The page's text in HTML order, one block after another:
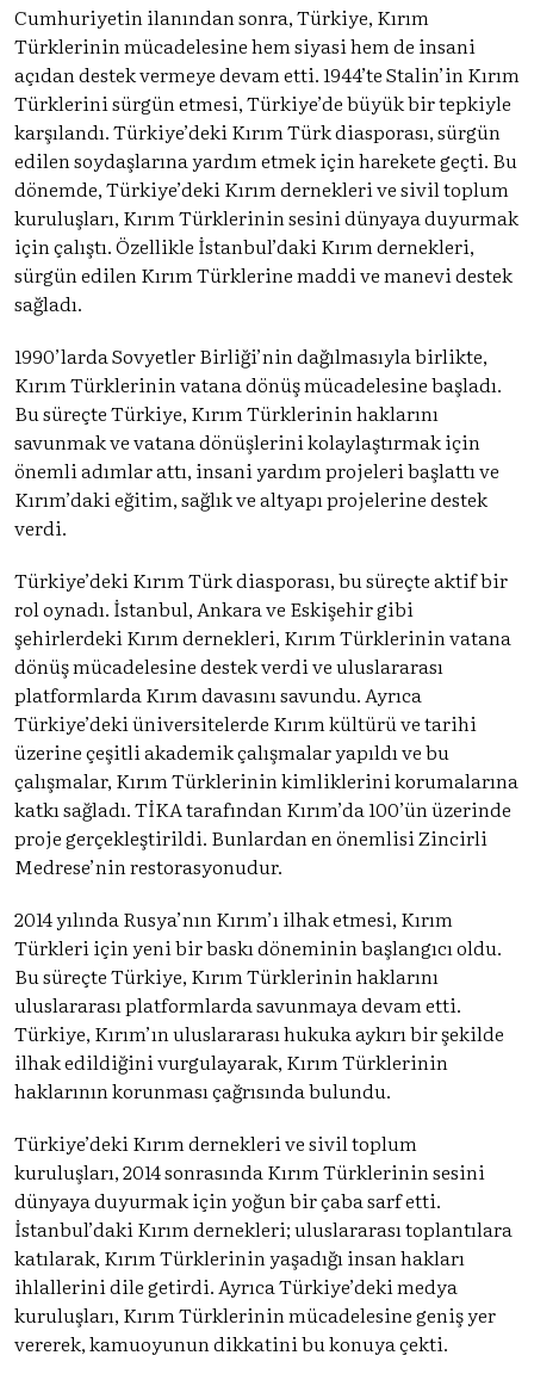
Cumhuriyetin ilanından sonra, Türkiye, Kırım
Türklerinin mücadelesine hem siyasi hem de insani
açıdan destek vermeye devam etti. 1944’te Stalin’in Kırım
Türklerini sürgün etmesi, Türkiye’de büyük bir tepkiyle
karşılandı. Türkiye’deki Kırım Türk diasporası, sürgün
edilen soydaşlarına yardım etmek için harekete geçti. Bu
dönemde, Türkiye’deki Kırım dernekleri ve sivil toplum
kuruluşları, Kırım Türklerinin sesini dünyaya duyurmak
için çalıştı. Özellikle İstanbul’daki Kırım dernekleri,
sürgün edilen Kırım Türklerine maddi ve manevi destek
sağladı.
1990’larda Sovyetler Birliği’nin dağılmasıyla birlikte,
Kırım Türklerinin vatana dönüş mücadelesine başladı.
Bu süreçte Türkiye, Kırım Türklerinin haklarını
savunmak ve vatana dönüşlerini kolaylaştırmak için
önemli adımlar attı, insani yardım projeleri başlattı ve
Kırım’daki eğitim, sağlık ve altyapı projelerine destek
verdi.
Türkiye’deki Kırım Türk diasporası, bu süreçte aktif bir
rol oynadı. İstanbul, Ankara ve Eskişehir gibi
şehirlerdeki Kırım dernekleri, Kırım Türklerinin vatana
dönüş mücadelesine destek verdi ve uluslararası
platformlarda Kırım davasını savundu. Ayrıca
Türkiye’deki üniversitelerde Kırım kültürü ve tarihi
üzerine çeşitli akademik çalışmalar yapıldı ve bu
çalışmalar, Kırım Türklerinin kimliklerini korumalarına
katkı sağladı. TİKA tarafından Kırım’da 100’ün üzerinde
proje gerçekleştirildi. Bunlardan en önemlisi Zincirli
Medrese’nin restorasyonudur.
2014 yılında Rusya’nın Kırım’ı ilhak etmesi, Kırım
Türkleri için yeni bir baskı döneminin başlangıcı oldu.
Bu süreçte Türkiye, Kırım Türklerinin haklarını
uluslararası platformlarda savunmaya devam etti.
Türkiye, Kırım’ın uluslararası hukuka aykırı bir şekilde
ilhak edildiğini vurgulayarak, Kırım Türklerinin
haklarının korunması çağrısında bulundu.
Türkiye’deki Kırım dernekleri ve sivil toplum
kuruluşları, 2014 sonrasında Kırım Türklerinin sesini
dünyaya duyurmak için yoğun bir çaba sarf etti.
İstanbul’daki Kırım dernekleri; uluslararası toplantılara
katılarak, Kırım Türklerinin yaşadığı insan hakları
ihlallerini dile getirdi. Ayrıca Türkiye’deki medya
kuruluşları, Kırım Türklerinin mücadelesine geniş yer
vererek, kamuoyunun dikkatini bu konuya çekti.